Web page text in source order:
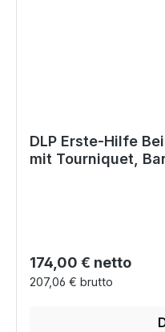
DLP Erste-Hilfe
mit Tourniquet,
Regulärer Preis:
174,00 € netto
207,06 € brutto